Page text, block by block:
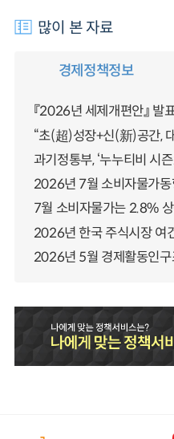
많이 본 자료
경제정책정보
『2026년 세제개편안』 발
“초(超)성장+신(新)공간,
과기정통부, ‘누누티비 시
2026년 7월 소비자물가동
7월 소비자물가는 2.8%
2026년 한국 주식시장 여
2026년 5월 경제활동인